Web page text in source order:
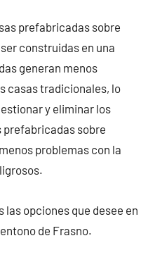
prefabricadas sobre
construidas en una
generan menos
casas tradicionales, lo
y eliminar los
prefabricadas sobre
problemas con la
las opciones que desee en
de Frasno.